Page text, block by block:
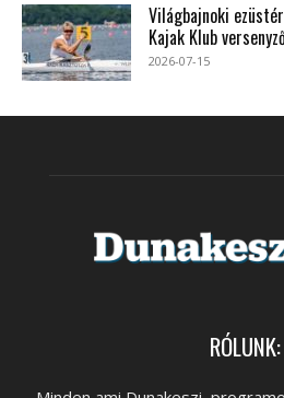
Világbajnoki
Kajak Klub
2026-07-15
RÓLUNK: